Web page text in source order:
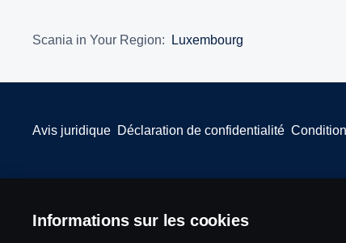
Scania in Your Region: Luxembourg
Avis juridique Déclaration de confidentialité
Informations sur les cookies